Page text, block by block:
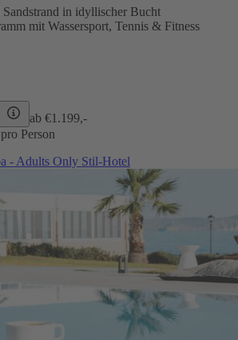
in idyllischer Bucht
mit Wassersport, Tennis & Fitness
ab €1.199,-
Person
- Adults Only Stil-Hotel